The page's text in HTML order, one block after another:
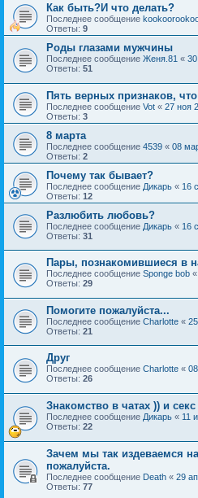
Как быть?И что делать?
Последнее сообщение
Ответы: 9
Роды глазами мужчины
Последнее сообщение Женя.81 «
Ответы: 51
Пять верных признаков,
Последнее сообщение Vot « 27 ноя
Ответы: 3
8 марта
Последнее сообщение 4539 « 08
Ответы: 2
Почему так бывает?
Последнее сообщение Дикарь « 16
Ответы: 12
Разлюбить любовь?
Последнее сообщение Дикарь « 16
Ответы: 31
Пары, познакомившиеся в
Последнее сообщение Sponge bob «
Ответы: 29
Помогите пожалуйста...
Последнее сообщение Charlotte «
Ответы: 21
Друг
Последнее сообщение Charlotte «
Ответы: 26
Знакомство в чатах )) и секс
Последнее сообщение Дикарь « 11
Ответы: 22
Зачем мы так издеваемся
пожалуйста.
Последнее сообщение Death « 29
Ответы: 77